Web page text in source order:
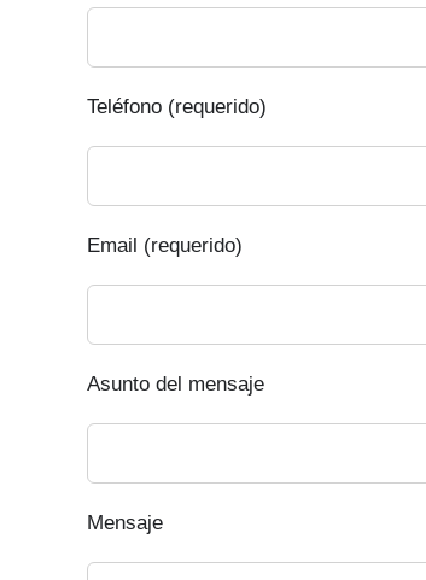
Teléfono (requerido)
Email (requerido)
Asunto del mensaje
Mensaje